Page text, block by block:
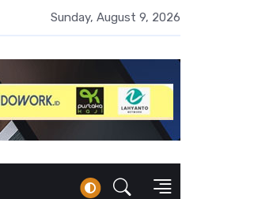
Lampaui Rp1.000 Triliun, Pangsa Pasar Masih
Sunday, August 9, 2026